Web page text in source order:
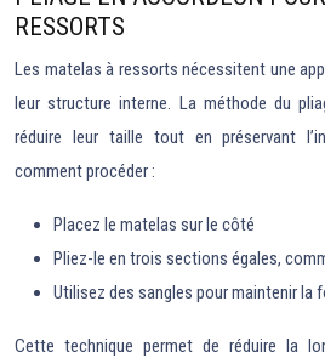
RESSORTS
Les matelas à ressorts nécessitent une
leur structure interne. La méthode du
réduire leur taille tout en préservant
comment procéder :
Placez le matelas sur le côté
Pliez-le en trois sections égales,
Utilisez des sangles pour maintenir la
Cette technique permet de réduire la